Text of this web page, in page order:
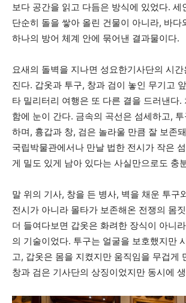
보다 공간을 읽고 다듬은 방식에 있었다. 세
단순히 돌을 쌓아 올린 건물이 아니라, 바다
하나의 방어 체계 안에 묶어낸 결과물이다.
요새의 돌벽을 지나면 성요한기사단의 시
진다. 갑옷과 투구, 창과 검이 놓인 무기고
타 밀리터리 여행은 또 다른 결을 드러낸다.
함에 눈이 간다. 금속의 곡선은 섬세하고,
하며, 흉갑과 창, 검은 놀라울 만큼 잘 보존
국립박물관에서나 만날 법한 전시가 작은
게 밀도 있게 남아 있다는 사실만으로도 충
말 위의 기사, 창을 든 병사, 벽을 채운 투구
전시가 아니라 몰타가 보존해온 전쟁의 몸
더 들여다보면 갑옷은 화려한 장식이 아니
의 기술이었다. 투구는 얼굴을 보호했지만
고, 갑옷은 몸을 지켰지만 움직임을 무겁게
창과 검은 기사단의 상징이었지만 동시에